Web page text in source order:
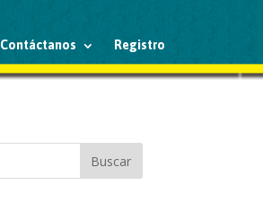
Contáctanos Registro